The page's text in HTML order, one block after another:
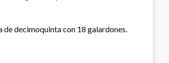
decimoquinta con 18 galardones.